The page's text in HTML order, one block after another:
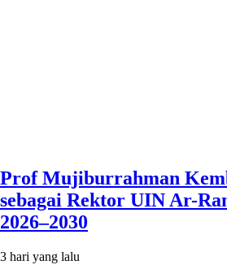
Prof Mujiburrahman
sebagai Rektor UIN Ar-
2026–2030
3 hari yang lalu